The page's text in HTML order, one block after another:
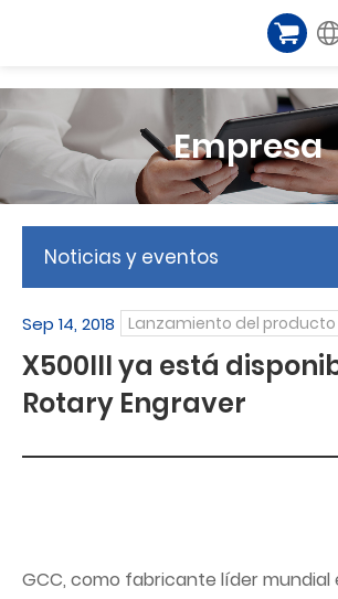
Empresa
Noticias y eventos
Sep 14, 2018 Lanzamiento del producto
X500III ya está
Rotary Engraver
GCC, como fabricante líder mundial